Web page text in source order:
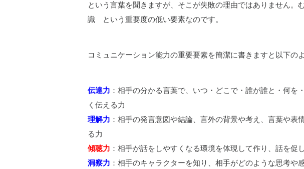
という言葉を聞きますが、そこが失敗の理由ではありませ
識 という重要度の低い要素なのです。
コミュニケーション能力の重要要素を簡潔に書きますと以下の
伝達力 ：相手の分かる言葉で、いつ・どこで・誰が誰と・何
く伝える力
理解力 ：相手の発言意図や結論、言外の背景や考え、言葉や
る力
傾聴力 ：相手が話をしやすくなる環境を体現して作り、話を促
洞察力 ：相手のキャラクターを知り、相手がどのような思考